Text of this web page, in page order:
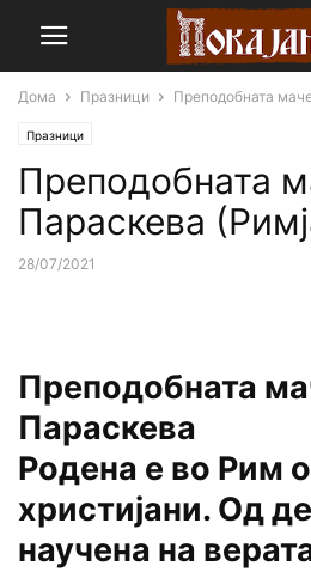
Дома Празници Преподобната
Празници
Преподобната
Параскева
28/07/2021
Преподобната
Параскева
Родена е во Рим
христијани. Од
научена на